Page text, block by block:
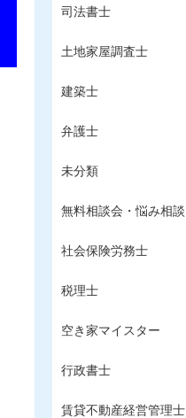
司法書士
土地家屋調査士
建築士
弁護士
未分類
無料相談会・悩み相談
社会保険労務士
税理士
空き家マイスター
行政書士
賃貸不動産経営管理士